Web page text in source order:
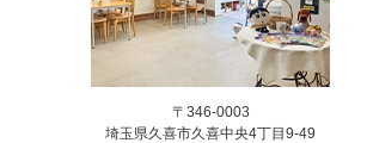
〒346-0003
埼玉県久喜市久喜中央4丁目9-49